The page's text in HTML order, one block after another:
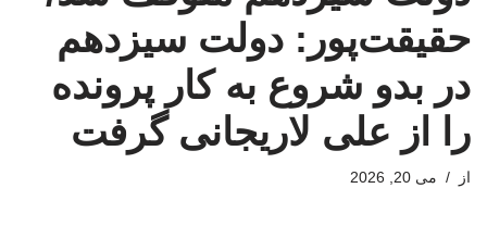
حقیقت‌پور: دولت سیزدهم
در بدو شروع به کار پرونده
را از علی لاریجانی گرفت
از می 20, 2026